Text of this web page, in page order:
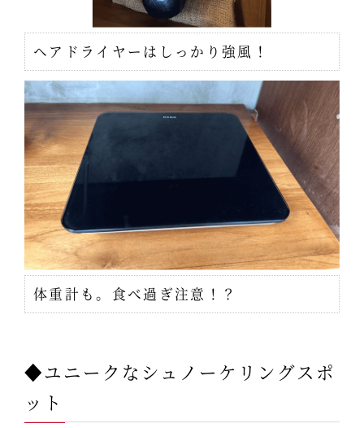
ヘアドライヤーはしっかり強風！
体重計も。食べ過ぎ注意！？
◆ユニークなシュノーケリングスポ
ット